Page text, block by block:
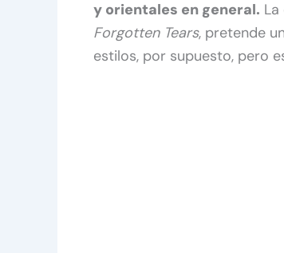
y orientales en general.
Forgotten Tears, pretende
estilos, por supuesto, pero